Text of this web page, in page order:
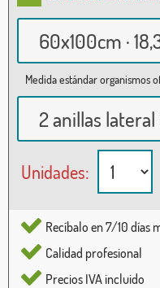
60x100cm ·
Medida estándar organismos
2 anillas
Unidades:
Recíbalo en 7/10 días
Calidad profesional
Precios IVA incluido